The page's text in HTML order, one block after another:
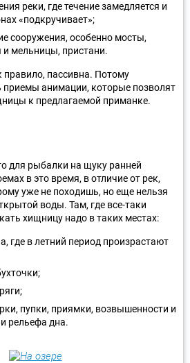
реки, где течение замедляется и
«подкручивает»;
сооружения, особенно мосты,
мельницы, пристани.
пассивна. Потому
приемы анимации, которые позволят
к предлагаемой приманке.
для рыбалки на щуку ранней
в это время, в отличие от рек,
уже не походишь, но еще нельзя
воды. Там, где все-таки
хищницу надо в таких местах:
где в летний период произрастают
пупки, приямки, возвышенности и
рельефа дна.